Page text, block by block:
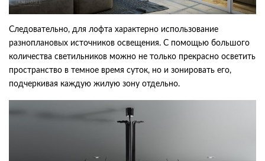
Следовательно, для лофта характерно использование
разноплановых источников освещения. С помощью большого
количества светильников можно не только прекрасно осветить
пространство в темное время суток, но и зонировать его,
подчеркивая каждую жилую зону отдельно.